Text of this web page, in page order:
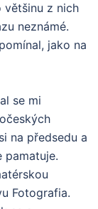
většinu z nich
neznámé.
jako na
se mi
na předsedu a
pamatuje.
Fotografia.